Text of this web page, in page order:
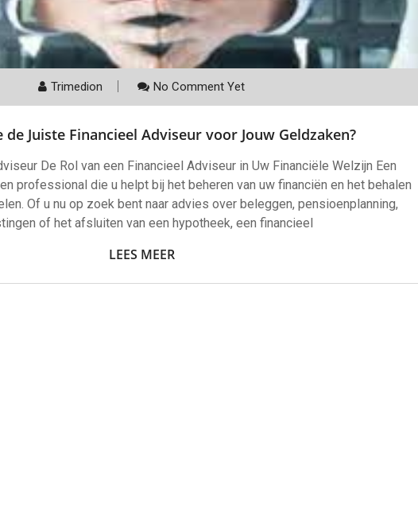
Trimedion No Comment Yet
de Juiste Financieel Adviseur voor Jouw Geldzaken?
De Rol van een Financieel Adviseur in Uw Financiële Welzijn Een
professional die u helpt bij het beheren van uw financiën en het behalen
Of u nu op zoek bent naar advies over beleggen, pensioenplanning,
of het afsluiten van een hypotheek, een financieel
LEES MEER